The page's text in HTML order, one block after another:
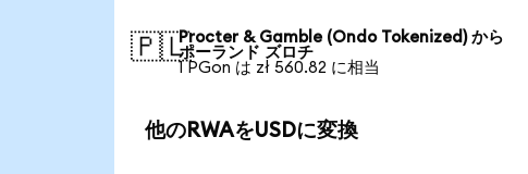
🇵🇱Procter & Gamble (Ondo Tokenized) から
ポーランド ズロチ
1 PGon は zł 560.82 に相当
他のRWAをUSDに変換